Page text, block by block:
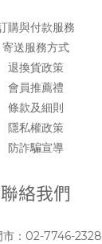
購與付款服務
寄送服務方式
退換貨政策
會員推薦禮
條款及細則
隱私權政策
防詐騙宣導
聯絡我們
： 02-7746-2328